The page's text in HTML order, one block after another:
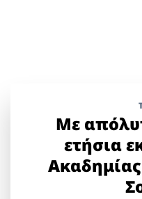
Με
ετήσια